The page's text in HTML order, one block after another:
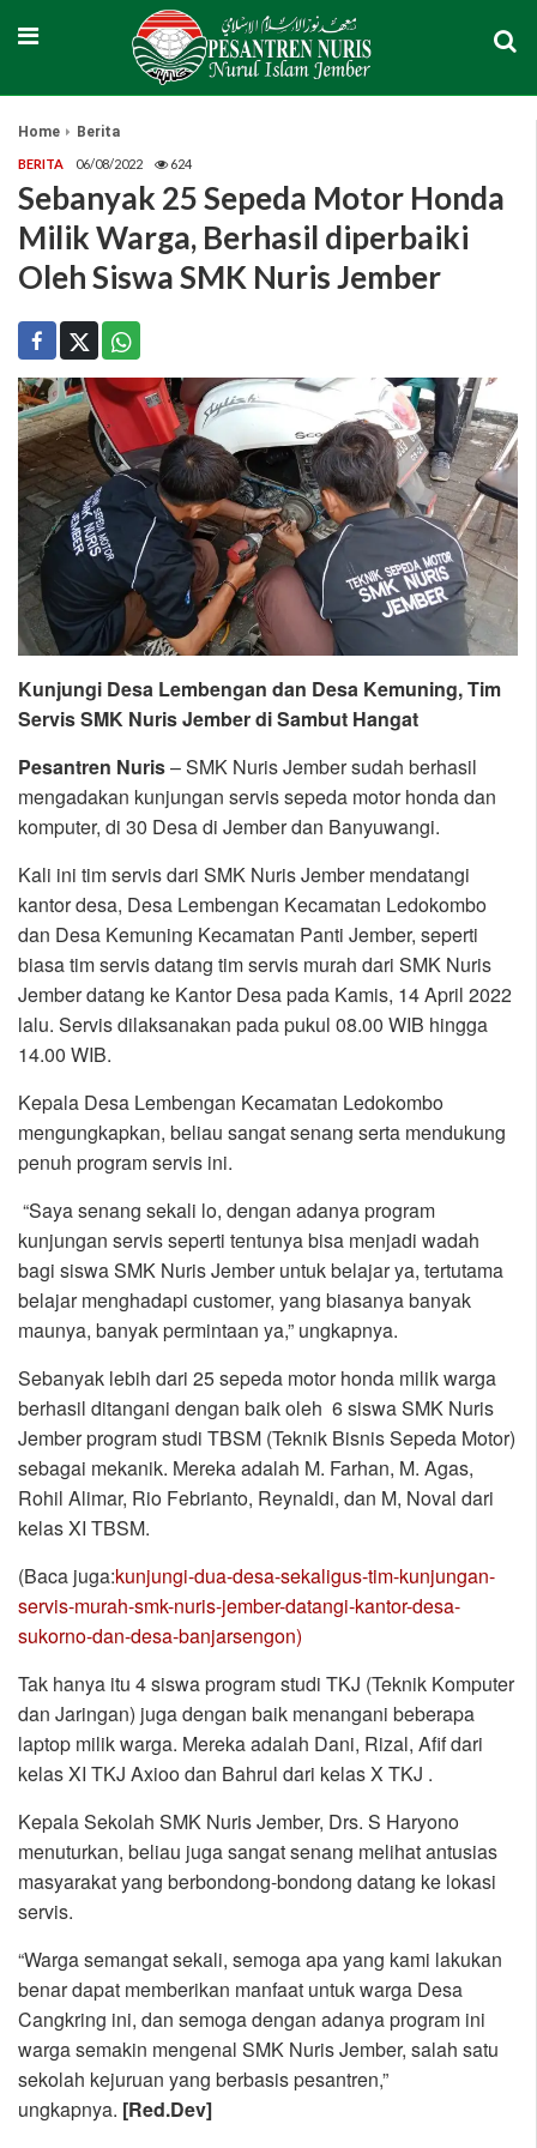
Home Berita
BERITA 06/08/2022 624
Sebanyak 25 Sepeda Motor Honda
Milik Warga, Berhasil diperbaiki
Oleh Siswa SMK Nuris Jember
Kunjungi Desa Lembengan dan Desa Kemuning, Tim
Servis SMK Nuris Jember di Sambut Hangat
Pesantren Nuris– SMK Nuris Jember sudah berhasil
mengadakan kunjungan servis sepeda motor honda dan
komputer, di 30 Desa di Jember dan Banyuwangi.
Kali ini tim servis dari SMK Nuris Jember mendatangi
kantor desa, Desa Lembengan Kecamatan Ledokombo
dan Desa Kemuning Kecamatan Panti Jember, seperti
biasa tim servis datang tim servis murah dari SMK Nuris
Jember datang ke Kantor Desa pada Kamis, 14 April 2022
lalu. Servis dilaksanakan pada pukul 08.00 WIB hingga
14.00 WIB.
Kepala Desa Lembengan Kecamatan Ledokombo
mengungkapkan, beliau sangat senang serta mendukung
penuh program servis ini.
“Saya senang sekali lo, dengan adanya program
kunjungan servis seperti tentunya bisa menjadi wadah
bagi siswa SMK Nuris Jember untuk belajar ya, tertutama
belajar menghadapi customer, yang biasanya banyak
maunya, banyak permintaan ya,” ungkapnya.
Sebanyak lebih dari 25 sepeda motor honda milik warga
berhasil ditangani dengan baik oleh 6 siswa SMK Nuris
Jember program studi TBSM (Teknik Bisnis Sepeda Motor)
sebagai mekanik. Mereka adalah M. Farhan, M. Agas,
Rohil Alimar, Rio Febrianto, Reynaldi, dan M, Noval dari
kelas XI TBSM.
(Baca juga:kunjungi-dua-desa-sekaligus-tim-kunjungan-
servis-murah-smk-nuris-jember-datangi-kantor-desa-
sukorno-dan-desa-banjarsengon)
Tak hanya itu 4 siswa program studi TKJ (Teknik Komputer
dan Jaringan) juga dengan baik menangani beberapa
laptop milik warga. Mereka adalah Dani, Rizal, Afif dari
kelas XI TKJ Axioo dan Bahrul dari kelas X TKJ .
Kepala Sekolah SMK Nuris Jember, Drs. S Haryono
menuturkan, beliau juga sangat senang melihat antusias
masyarakat yang berbondong-bondong datang ke lokasi
servis.
“Warga semangat sekali, semoga apa yang kami lakukan
benar dapat memberikan manfaat untuk warga Desa
Cangkring ini, dan semoga dengan adanya program ini
warga semakin mengenal SMK Nuris Jember, salah satu
sekolah kejuruan yang berbasis pesantren,”
ungkapnya. [Red.Dev]